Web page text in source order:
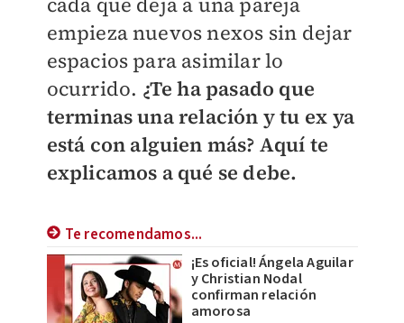
empieza nuevos nexos sin dejar
espacios para asimilar lo
ocurrido. ¿Te ha pasado que
terminas una relación y tu ex ya
está con alguien más? Aquí te
explicamos a qué se debe.
Te recomendamos...
¡Es oficial! Ángela Aguilar
y Christian Nodal
confirman relación
amorosa